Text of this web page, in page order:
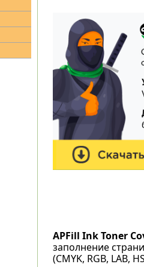
APFill Ink Toner
заполнение
(CMYK, RGB, LAB,